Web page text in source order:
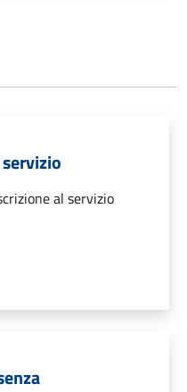
al servizio